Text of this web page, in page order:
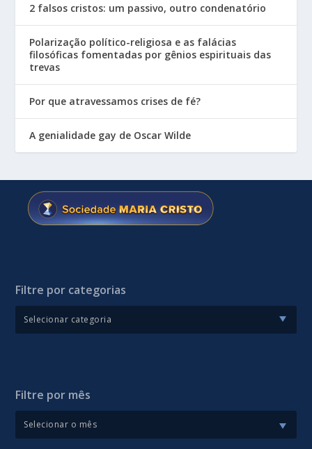
2 falsos cristos: um passivo, outro condenatório
Polarização político-religiosa e as falácias
filosóficas fomentadas por gênios espirituais das
trevas
Por que atravessamos crises de fé?
A genialidade gay de Oscar Wilde
Filtre por categorias
Filtre por mês